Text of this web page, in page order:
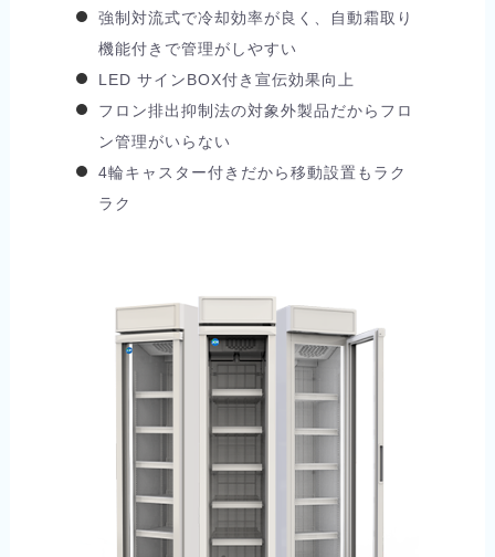
強制対流式で冷却効率が良く、自動霜取り
機能付きで管理がしやすい
LED サインBOX付き宣伝効果向上
フロン排出抑制法の対象外製品だからフロ
ン管理がいらない
4輪キャスター付きだから移動設置もラク
ラク